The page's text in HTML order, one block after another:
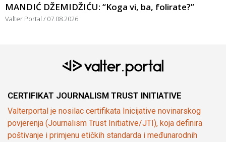
MANDIĆ DŽEMIDŽIĆU: “Koga vi, ba, folirate?”
Valter Portal 07.08.2026
CERTIFIKAT JOURNALISM TRUST INITIATIVE
Valterportal je nosilac certifikata Inicijative novinarskog
povjerenja (Journalism Trust Initiative/JTI), koja definira
poštivanje i primjenu etičkih standarda i međunarodnih